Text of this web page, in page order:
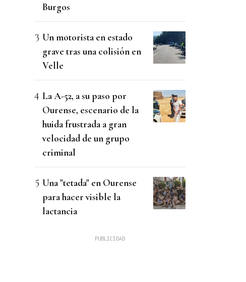
Burgos
Un motorista en estado
grave tras una colisión en
Velle
La A-52, a su paso por
Ourense, escenario de la
huida frustrada a gran
velocidad de un grupo
criminal
Una "tetada" en Ourense
para hacer visible la
lactancia